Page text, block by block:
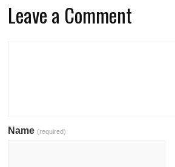
Leave a Comment
Name(required)